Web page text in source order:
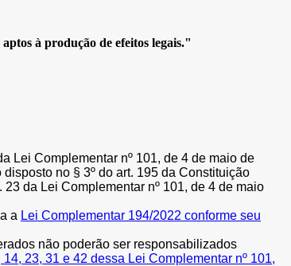
à produção de efeitos legais."
Lei Complementar nº 101, de 4 de maio de
disposto no § 3º do art. 195 da Constituição
23 da Lei Complementar nº 101, de 4 de maio
a Lei Complementar 194/2022 conforme seu
não poderão ser responsabilizados
14, 23, 31 e 42 dessa Lei Complementar nº 101,